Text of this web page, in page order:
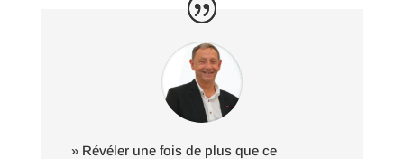
» Révéler une fois de plus que ce